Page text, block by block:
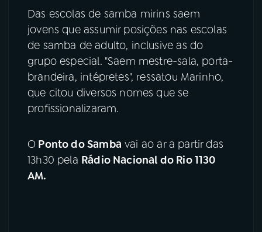
Das escolas de samba mirins saem
jovens que assumir posições nas escolas
de samba de adulto, inclusive as do
grupo especial. "Saem mestre-sala, porta-
brandeira, intépretes", ressatou Marinho,
que citou diversos nomes que se
profissionalizaram.
O Ponto do Samba vai ao ar a partir das
13h30 pela Rádio Nacional do Rio 1130
AM.